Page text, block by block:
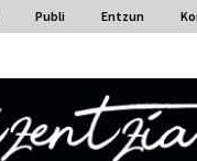
Publi Entzun